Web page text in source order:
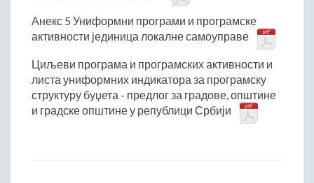
Анекс 5 Униформни програми и програмске
активности јединица локалне самоуправе
Циљеви програма и програмских активности и
листа униформних индикатора за програмску
структуру буџета - предлог за градове, општине
и градске општине у републици Србији